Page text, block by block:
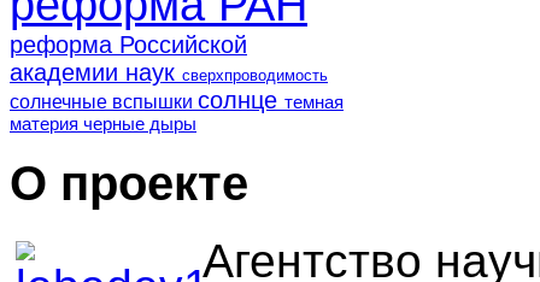
реформа Российской
академии наук сверхпроводимость
солнечные вспышки солнце темная
материя черные дыры
О проекте
Агентство